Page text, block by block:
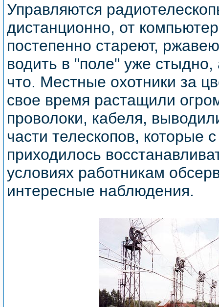
Управляются
дистанционно, от
постепенно стареют,
водить в "поле" уже стыдно,
что. Местные охотники за
свое время растащили
проволоки, кабеля,
части телескопов, которые
приходилось
условиях работникам
интересные наблюдения.